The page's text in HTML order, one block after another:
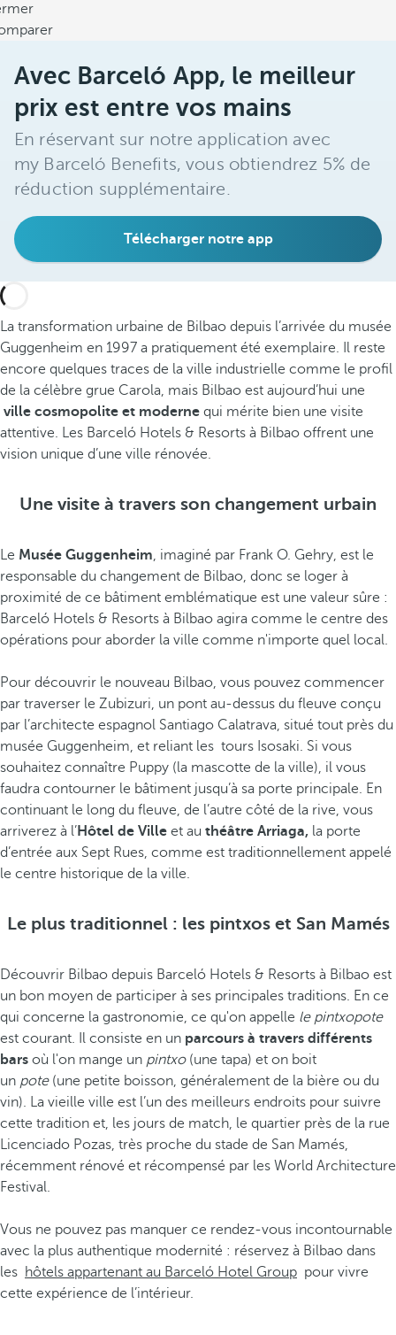
Avec Barceló App, le meilleur
prix est entre vos mains
En réservant sur notre application avec
my Barceló Benefits, vous obtiendrez 5% de
réduction supplémentaire.
Télécharger notre app
La transformation urbaine de Bilbao depuis l’arrivée du musée
Guggenheim en 1997 a pratiquement été exemplaire. Il reste
encore quelques traces de la ville industrielle comme le profil
de la célèbre grue Carola, mais Bilbao est aujourd’hui une
ville cosmopolite et moderne qui mérite bien une visite
attentive. Les Barceló Hotels & Resorts à Bilbao offrent une
vision unique d’une ville rénovée.
Une visite à travers son changement urbain
Le Musée Guggenheim, imaginé par Frank O. Gehry, est le
responsable du changement de Bilbao, donc se loger à
proximité de ce bâtiment emblématique est une valeur sûre :
Barceló Hotels & Resorts à Bilbao agira comme le centre des
opérations pour aborder la ville comme n'importe quel local.
Pour découvrir le nouveau Bilbao, vous pouvez commencer
par traverser le Zubizuri, un pont au-dessus du fleuve conçu
par l’architecte espagnol Santiago Calatrava, situé tout près du
musée Guggenheim, et reliant les tours Isosaki. Si vous
souhaitez connaître Puppy (la mascotte de la ville), il vous
faudra contourner le bâtiment jusqu’à sa porte principale. En
continuant le long du fleuve, de l’autre côté de la rive, vous
arriverez à l’Hôtel de Ville et au théâtre Arriaga, la porte
d’entrée aux Sept Rues, comme est traditionnellement appelé
le centre historique de la ville.
Le plus traditionnel : les pintxos et San Mamés
Découvrir Bilbao depuis Barceló Hotels & Resorts à Bilbao est
un bon moyen de participer à ses principales traditions. En ce
qui concerne la gastronomie, ce qu'on appelle le pintxopote
est courant. Il consiste en un parcours à travers différents
bars où l'on mange un pintxo(une tapa) et on boit
un pote(une petite boisson, généralement de la bière ou du
vin). La vieille ville est l’un des meilleurs endroits pour suivre
cette tradition et, les jours de match, le quartier près de la rue
Licenciado Pozas, très proche du stade de San Mamés,
récemment rénové et récompensé par les World Architecture
Festival.
Vous ne pouvez pas manquer ce rendez-vous incontournable
avec la plus authentique modernité : réservez à Bilbao dans
les hôtels appartenant au Barceló Hotel Group pour vivre
cette expérience de l’intérieur.